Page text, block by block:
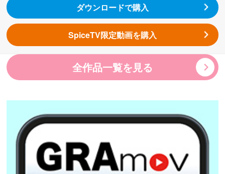
ダウンロードで購入
SpiceTV限定動画を購入
全作品一覧を見る